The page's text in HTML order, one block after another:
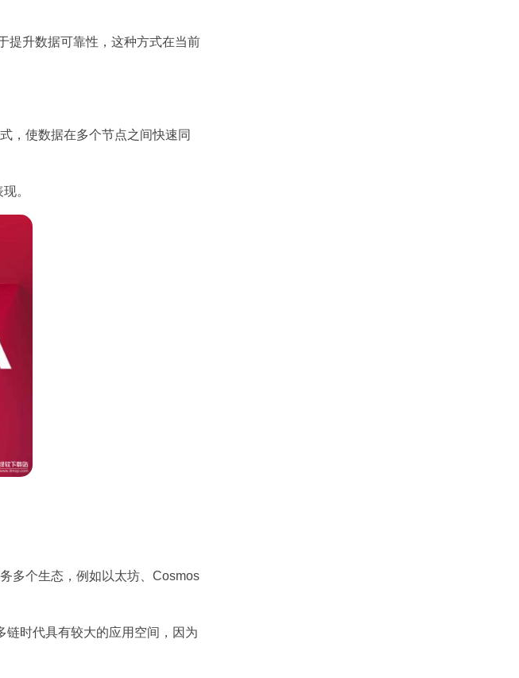
提升数据可靠性，这种方式在当前
，使数据在多个节点之间快速同
。
多个生态，例如以太坊、Cosmos
时代具有较大的应用空间，因为